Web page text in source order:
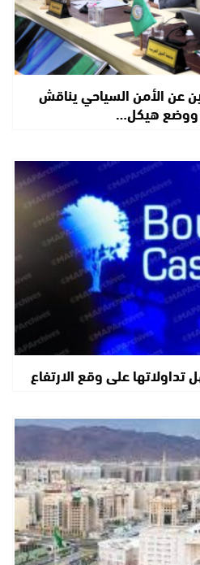
عن الأمن السياحي يناقش
ووضع هيكل…
تداولاتها على وقع الارتفاع